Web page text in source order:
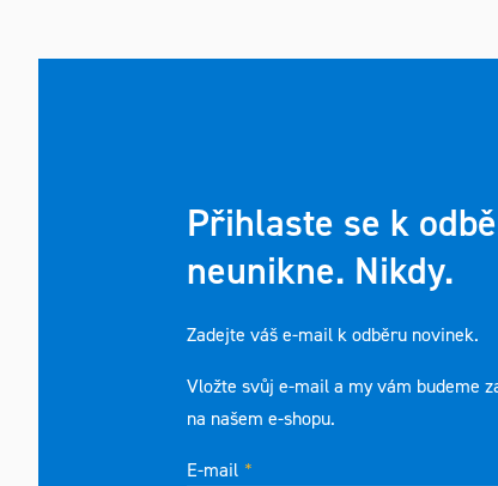
Přihlaste se k
neunikne. Nikdy.
Zadejte váš e-mail k odběru novinek.
Vložte svůj e-mail a my vám budeme
na našem e-shopu.
E-mail